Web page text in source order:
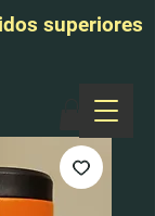
superiores